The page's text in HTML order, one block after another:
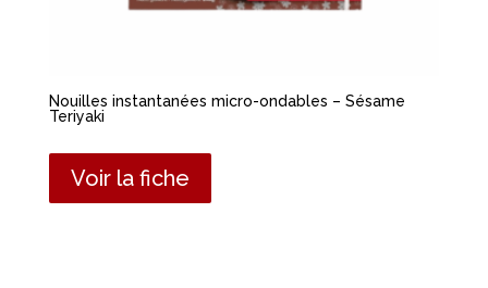
Nouilles instantanées micro-ondables – Sésame
Teriyaki
Voir la fiche